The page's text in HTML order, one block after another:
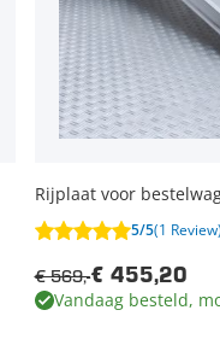
Rijplaat voor
5/5(1 Review)
€ 455,20
€ 569,-
Vandaag besteld,